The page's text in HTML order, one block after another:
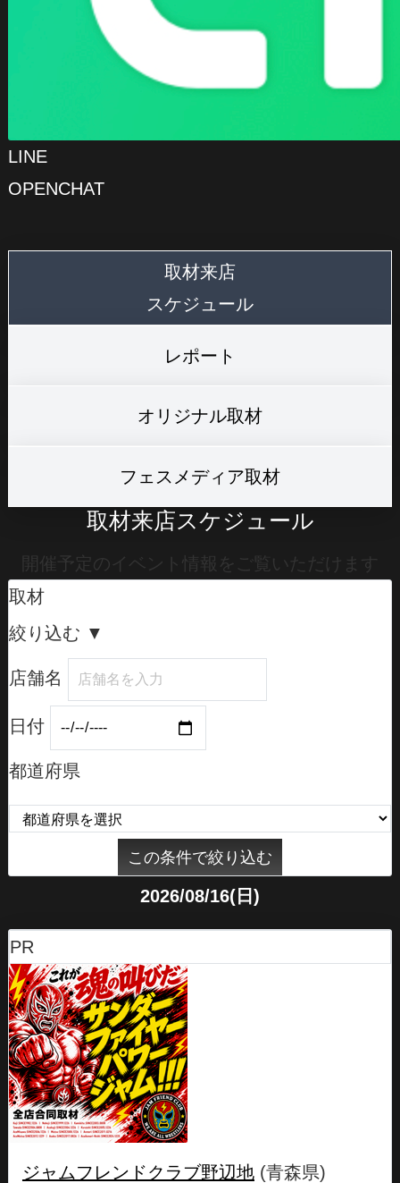
LINE
OPENCHAT
取材来店
スケジュール
レポート
オリジナル取材
フェスメディア取材
取材来店スケジュール
開催予定のイベント情報をご覧いただけます
取材
絞り込む ▼
店舗名
日付
都道府県
2026/08/16(日)
PR
ジャムフレンドクラブ野辺地 (青森県)